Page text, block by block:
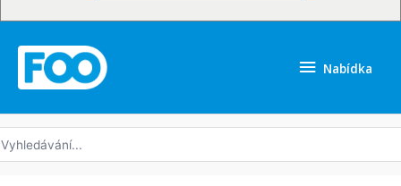
Nabídka